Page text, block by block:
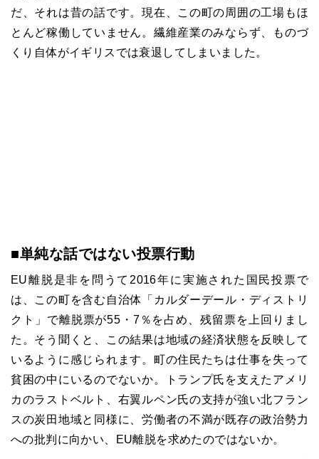
だ、それは昔の話です。現在、この町の周囲の工場もほ
とんど稼働していません。繊維産業のみならず、ものづ
くり自体がイギリスでは衰退してしまいました。
■単純な話ではない投票行動
EU離脱是非を問うて2016年に実施された国民投票で
は、この町を含む自治体「カルダーデール・ディストリ
クト」で離脱票が55・7％を占め、残留票を上回りまし
た。そう聞くと、この結果は地域の経済状態を反映して
いるように感じられます。町の住民たちは仕事を失って
貧困の中にいるのでないか。トランプ氏を支えたアメリ
カのラストベルト、右翼ルペン氏の支持が強い北フラン
スの炭田地域と同様に、労働者の不満が既存の政治勢力
への批判に向かい、EU離脱を求めたのではないか。